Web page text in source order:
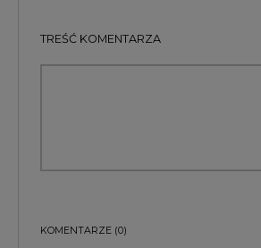
TREŚĆ KOMENTARZA
KOMENTARZE (0)